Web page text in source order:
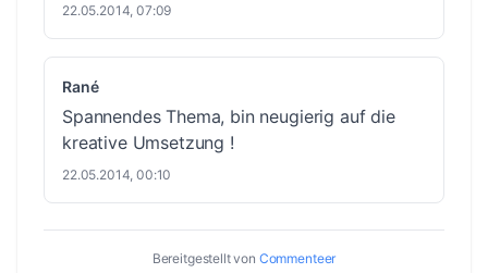
22.05.2014, 07:09
Rané
Spannendes Thema, bin neugierig auf die
kreative Umsetzung !
22.05.2014, 00:10
Bereitgestellt von Commenteer